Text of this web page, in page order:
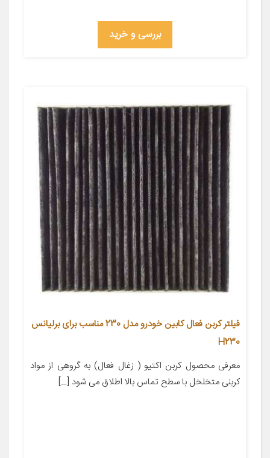
بررسی و خرید
فیلتر کربن فعال کابین خودرو مدل 230 مناسب برای برلیانس
H230
معرفی محصول کربن اکتیو ( زغال فعال) به گروهی از مواد
کربنی متخلخل با سطح تماس بالا اطلاق می شود […]